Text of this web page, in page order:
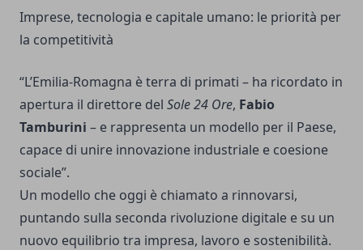
Imprese, tecnologia e capitale umano: le priorità per
la competitività
“L’Emilia-Romagna è terra di primati – ha ricordato in
apertura il direttore del Sole 24 Ore, Fabio
Tamburini – e rappresenta un modello per il Paese,
capace di unire innovazione industriale e coesione
sociale”.
Un modello che oggi è chiamato a rinnovarsi,
puntando sulla seconda rivoluzione digitale e su un
nuovo equilibrio tra impresa, lavoro e sostenibilità.